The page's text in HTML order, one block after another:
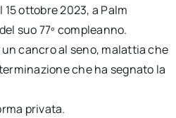
ottobre 2023, a Palm
suo 77º compleanno.
cancro al seno, malattia che
che ha segnato la
privata.